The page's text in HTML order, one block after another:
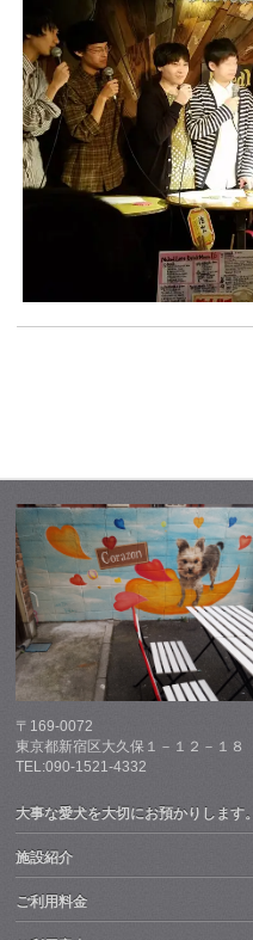
〒169-0072
東京都新宿区大久保１－１２－１８
TEL:090-1521-4332
大事な愛犬を大切にお預かりします。
施設紹介
ご利用料金